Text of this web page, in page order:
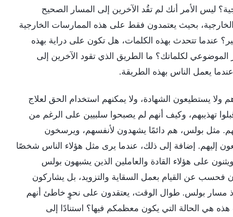
ليس الأمر أنك لم تقُد الآخرين إلى المسار الصحيح
بحيث يعتمدون فقط على هذه الممارسات الخارجية
عندما تتحدث بهذه الكلمات، هل تكون على دراية بهذه
الموضوعي لكلماتك؟ ما الطريق الذي تقود الآخرين إلى
يعمل الناس بهذه الطريقة.
ولا يستطيعون الشهادة، ولا يمكنهم استخدام الحق لعلاج
تهذيبهم، وكيف أنهم لم يصبحوا سلبيين على الرغم من
مثل بولس، هم دائمًا يشهدون لأنفسهم، ويرسخون
إليهم. إضافة إلى ذلك، عندما يرى مثل هؤلاء الناس شخصًا
على هؤلاء القادة والعاملين الذين يشبهون بولس
فحسب عن القيام بعمل السقاية والتزويد، بل يشاركون
مسار بولس. طوال الوقت، يعتقدون على نحوٍ خاطئ أنهم
هي الحالة التي يكون معظمكم فيها؟ استنادًا إلى